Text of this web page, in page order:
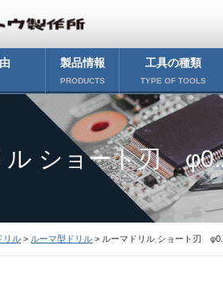
製品情報
PRODUCTS
工具の種類
TYPE OF TOOLS
ル ショート刃
リル > ルーマ型ドリル > ルーマドリル ショート刃